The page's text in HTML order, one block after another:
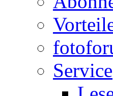
Service